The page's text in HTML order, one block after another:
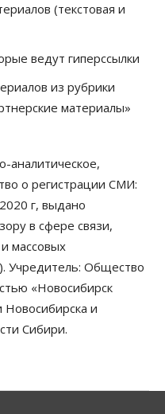
лекарств в
новый кампус КРСУ:
и 30 миллиардов
помогают
культуру
компромиссы по
Новосибирске
(текстовая и
ведут гиперссылки
из рубрики
материалы»
о регистрации СМИ:
г, выдано
в сфере связи,
массовых
Учредитель: Общество
«Новосибирск
и
Сибири.